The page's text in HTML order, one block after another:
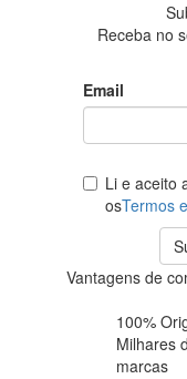
Receba no
Email
Li e aceito
osTermos
Vantagens de
100%
Milhares
marcas